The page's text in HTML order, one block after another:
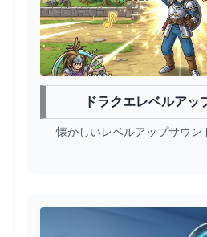
ドラクエレベルアッ
懐かしいレベルアップサウン